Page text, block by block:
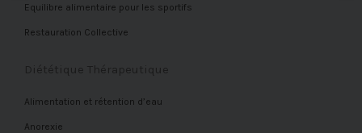
Equilibre alimentaire pour les sportifs
Restauration Collective
Diététique Thérapeutique
Alimentation et rétention d’eau
Anorexie